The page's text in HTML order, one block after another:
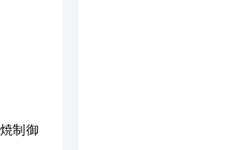
制御